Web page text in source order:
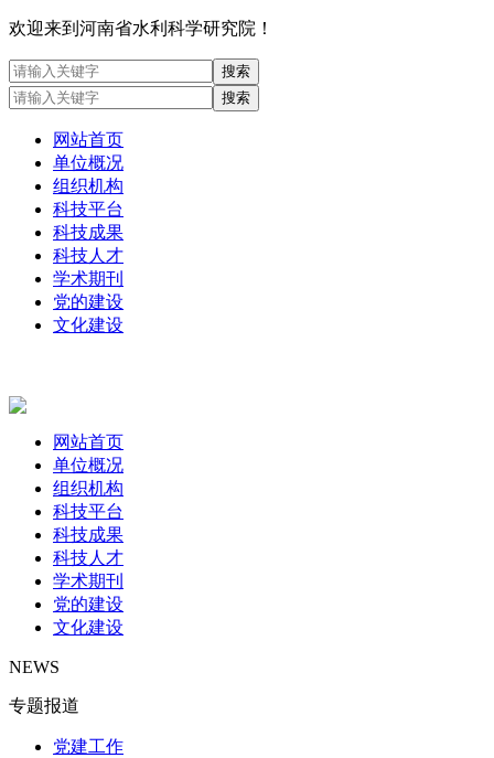
欢迎来到河南省水利科学研究院！
网站首页
单位概况
组织机构
科技平台
科技成果
科技人才
学术期刊
党的建设
文化建设
网站首页
单位概况
组织机构
科技平台
科技成果
科技人才
学术期刊
党的建设
文化建设
NEWS
专题报道
党建工作